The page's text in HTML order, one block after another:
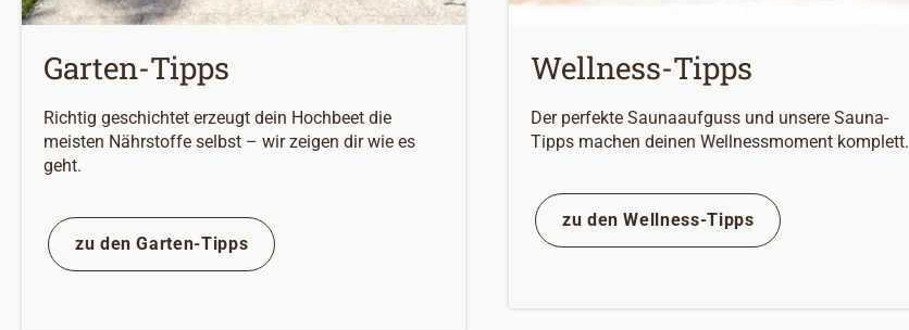
Garten-Tipps
Richtig geschichtet erzeugt dein Hochbeet die
meisten Nährstoffe selbst – wir zeigen dir wie es
geht.
zu den Garten-Tipps
Wellness-Tipps
Der perfekte Saunaaufguss und unsere Sauna-
Tipps machen deinen Wellnessmoment komplett.
zu den Wellness-Tipps